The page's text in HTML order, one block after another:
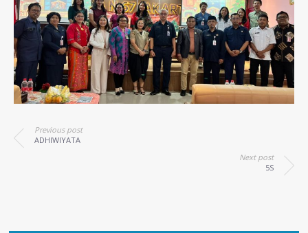
Previous post
ADHIWIYATA
Next post
5S